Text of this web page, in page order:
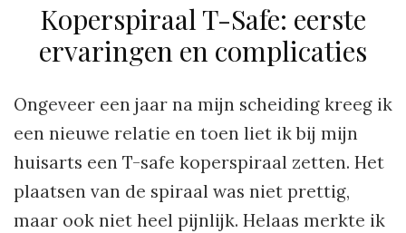
Koperspiraal T-Safe: eerste
ervaringen en complicaties
Ongeveer een jaar na mijn scheiding kreeg ik
een nieuwe relatie en toen liet ik bij mijn
huisarts een T-safe koperspiraal zetten. Het
plaatsen van de spiraal was niet prettig,
maar ook niet heel pijnlijk. Helaas merkte ik